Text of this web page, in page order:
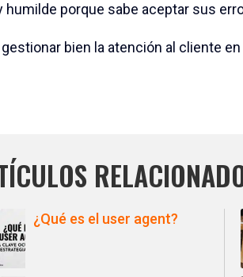
humilde porque sabe aceptar sus
gestionar bien la atención al cliente
¿Qué es el user agent?